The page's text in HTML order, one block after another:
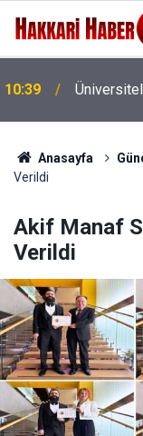
01:44
Anasayfa
Verildi
Akif Manaf
Verildi